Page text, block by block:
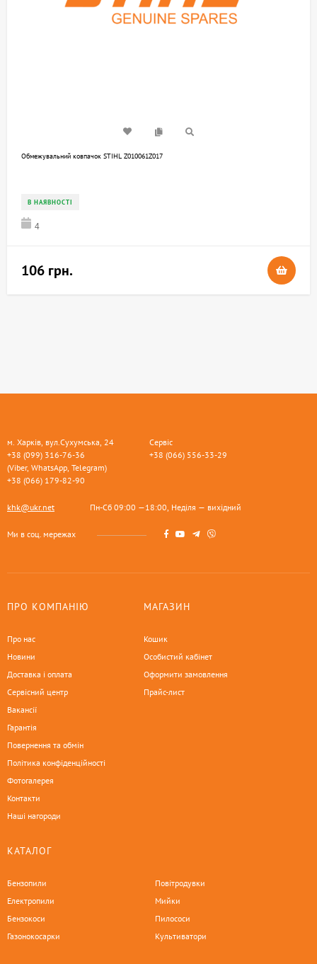
Обмежувальний ковпачок STIHL Z010061Z017
В НАЯВНОСТІ
4
106 грн.
м. Харків, вул.Сухумська, 24
+38 (099) 316-76-36
(Viber, WhatsApp, Telegram)
+38 (066) 179-82-90
Сервіс
+38 (066) 556-33-29
khk@ukr.net Пн-Сб 09:00 —18:00, Неділя — вихідний
Ми в соц. мережах
ПРО КОМПАНІЮ
Про нас
Новини
Доставка і оплата
Сервісний центр
Вакансії
Гарантія
Повернення та обмін
Політика конфіденційності
Фотогалерея
Контакти
Наші нагороди
МАГАЗИН
Кошик
Особистий кабінет
Оформити замовлення
Прайс-лист
КАТАЛОГ
Бензопили
Електропили
Бензокоси
Газонокосарки
Повітродувки
Мийки
Пилососи
Культиватори